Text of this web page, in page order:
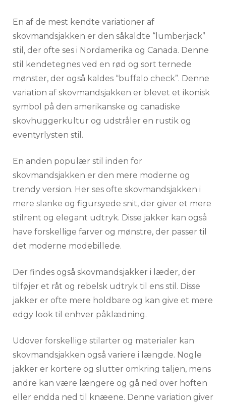
En af de mest kendte variationer af
skovmandsjakken er den såkaldte “lumberjack”
stil, der ofte ses i Nordamerika og Canada. Denne
stil kendetegnes ved en rød og sort ternede
mønster, der også kaldes “buffalo check”. Denne
variation af skovmandsjakken er blevet et ikonisk
symbol på den amerikanske og canadiske
skovhuggerkultur og udstråler en rustik og
eventyrlysten stil.
En anden populær stil inden for
skovmandsjakken er den mere moderne og
trendy version. Her ses ofte skovmandsjakken i
mere slanke og figursyede snit, der giver et mere
stilrent og elegant udtryk. Disse jakker kan også
have forskellige farver og mønstre, der passer til
det moderne modebillede.
Der findes også skovmandsjakker i læder, der
tilføjer et råt og rebelsk udtryk til ens stil. Disse
jakker er ofte mere holdbare og kan give et mere
edgy look til enhver påklædning.
Udover forskellige stilarter og materialer kan
skovmandsjakken også variere i længde. Nogle
jakker er kortere og slutter omkring taljen, mens
andre kan være længere og gå ned over hoften
eller endda ned til knæene. Denne variation giver